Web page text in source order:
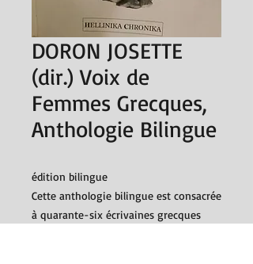
DORON JOSETTE
(dir.) Voix de
Femmes Grecques,
Anthologie Bilingue
édition bilingue
Cette anthologie bilingue est consacrée
à quarante-six écrivaines grecques